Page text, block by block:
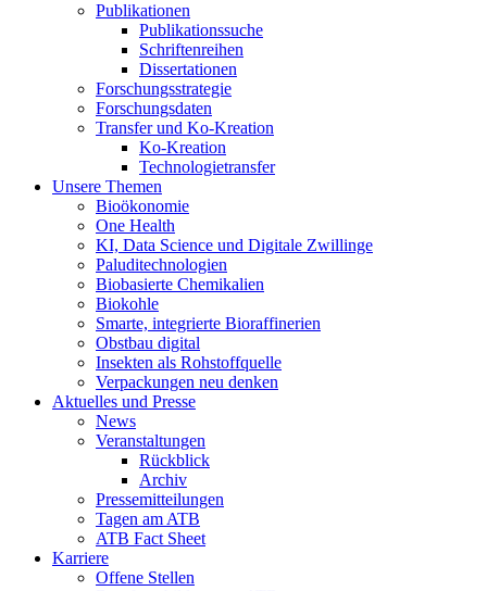
Publikationen
Publikationssuche
Schriftenreihen
Dissertationen
Forschungsstrategie
Forschungsdaten
Transfer und Ko-Kreation
Ko-Kreation
Technologietransfer
Unsere Themen
Bioökonomie
One Health
KI, Data Science und Digitale Zwillinge
Paluditechnologien
Biobasierte Chemikalien
Biokohle
Smarte, integrierte Bioraffinerien
Obstbau digital
Insekten als Rohstoffquelle
Verpackungen neu denken
Aktuelles und Presse
News
Veranstaltungen
Rückblick
Archiv
Pressemitteilungen
Tagen am ATB
ATB Fact Sheet
Karriere
Offene Stellen